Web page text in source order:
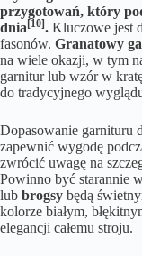
przygotowań, który
dnia[10]. Kluczowe jest
fasonów. Granatowy
na wiele okazji, w tym
garnitur lub wzór w
do tradycyjnego
Dopasowanie garnituru
zapewnić wygodę
zwrócić uwagę na
Powinno być starannie
lub brogsy będą
kolorze białym,
elegancji całemu stroju.